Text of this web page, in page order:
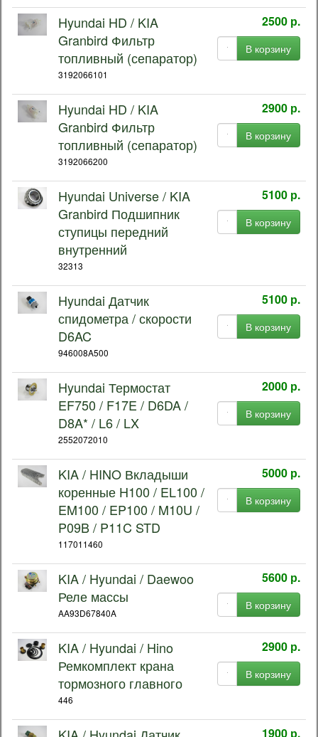
Hyundai HD / KIA
Granbird Фильтр
топливный (сепаратор)
3192066101
2500 р.
В корзину
Hyundai HD / KIA
Granbird Фильтр
топливный (сепаратор)
3192066200
2900 р.
В корзину
Hyundai Universe / KIA
Granbird Подшипник
ступицы передний
внутренний
32313
5100 р.
В корзину
Hyundai Датчик
спидометра / скорости
D6AC
946008A500
5100 р.
В корзину
Hyundai Термостат
EF750 / F17E / D6DA /
D8A* / L6 / LX
2552072010
2000 р.
В корзину
KIA / HINO Вкладыши
коренные H100 / EL100 /
EM100 / EP100 / M10U /
P09B / P11C STD
117011460
5000 р.
В корзину
KIA / Hyundai / Daewoo
Реле массы
AA93D67840A
5600 р.
В корзину
KIA / Hyundai / Hino
Ремкомплект крана
тормозного главного
446
2900 р.
В корзину
1900 р.